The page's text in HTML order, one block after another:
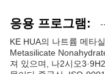
응용 프로그램:
KE HUA의 나트륨 메타
Metasilicate
져 있으며, 나2시오